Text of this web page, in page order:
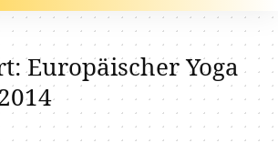
Europäischer Yoga